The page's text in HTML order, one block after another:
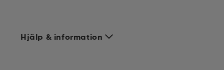
Hjälp & information